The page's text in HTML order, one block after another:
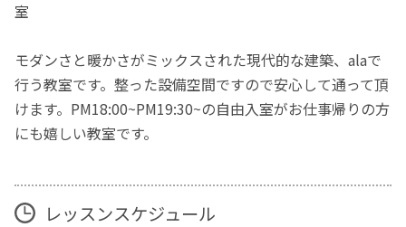
室
モダンさと暖かさがミックスされた現代的な建築、alaで
行う教室です。整った設備空間ですので安心して通って頂
けます。PM18:00~PM19:30~の自由入室がお仕事帰りの方
にも嬉しい教室です。
レッスンスケジュール